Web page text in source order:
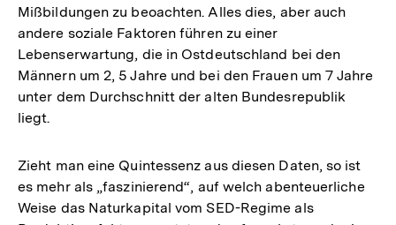
Mißbildungen zu beoachten. Alles dies, aber auch
andere soziale Faktoren führen zu einer
Lebenserwartung, die in Ostdeutschland bei den
Männern um 2, 5 Jahre und bei den Frauen um 7 Jahre
unter dem Durchschnitt der alten Bundesrepublik
liegt.
Zieht man eine Quintessenz aus diesen Daten, so ist
es mehr als „faszinierend“, auf welch abenteuerliche
Weise das Naturkapital vom SED-Regime als